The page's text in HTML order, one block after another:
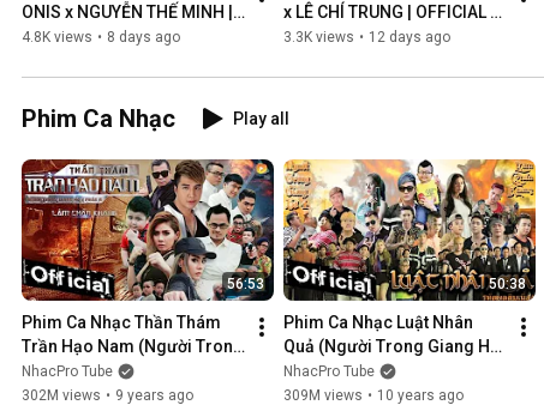
ONIS x NGUYỄN THẾ MINH |
OFFICIAL MV
4.8K views • 8 days ago
x LÊ CHÍ TRUNG | OFFICIAL
MUSIC VIDEO
3.3K views • 12 days ago
Phim Ca Nhạc Play all
56:53
Phim Ca Nhạc Thần Thám
Trần Hạo Nam (Người Trong
Giang Hồ 5) - Lâm Chấn
Khang 2017
NhacPro Tube
302M views • 9 years ago
50:38
Phim Ca Nhạc Luật Nhân
Quả (Người Trong Giang Hồ
4) - Lâm Chấn Khang 2016
NhacPro Tube
309M views • 10 years ago